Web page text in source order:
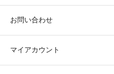
お問い合わせ
マイアカウント